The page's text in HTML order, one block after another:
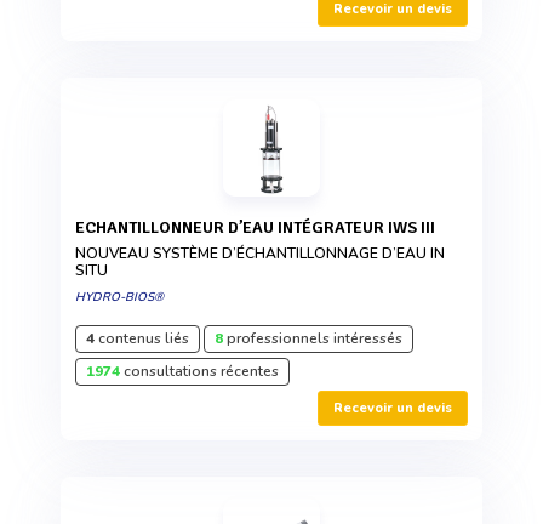
Recevoir un devis
ECHANTILLONNEUR D’EAU INTÉGRATEUR IWS III
NOUVEAU SYSTÈME D’ÉCHANTILLONNAGE D’EAU IN
SITU
HYDRO-BIOS®
4contenus liés 8professionnels intéressés
1974consultations récentes
Recevoir un devis